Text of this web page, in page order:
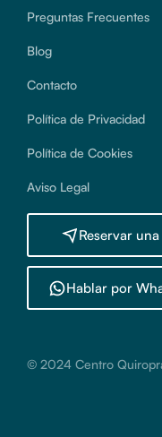
Preguntas Frecuentes
Blog
Contacto
Política de Privacidad
Política de Cookies
Aviso Legal
Reservar
Hablar por
© 2024 Centro